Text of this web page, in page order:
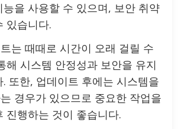
을 사용할 수 있으며, 보안 취약
있습니다.
는 때때로 시간이 오래 걸릴 수
해 시스템 안정성과 보안을 유지
또한, 업데이트 후에는 시스템을
경우가 있으므로 중요한 작업을
진행하는 것이 좋습니다.